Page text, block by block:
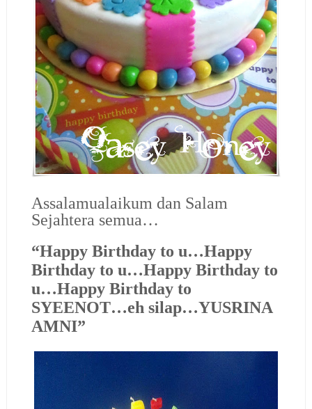
Assalamualaikum dan Salam
Sejahtera semua…
“Happy Birthday to u…Happy
Birthday to u…Happy Birthday to
u…Happy Birthday to
SYEENOT…eh silap…YUSRINA
AMNI”